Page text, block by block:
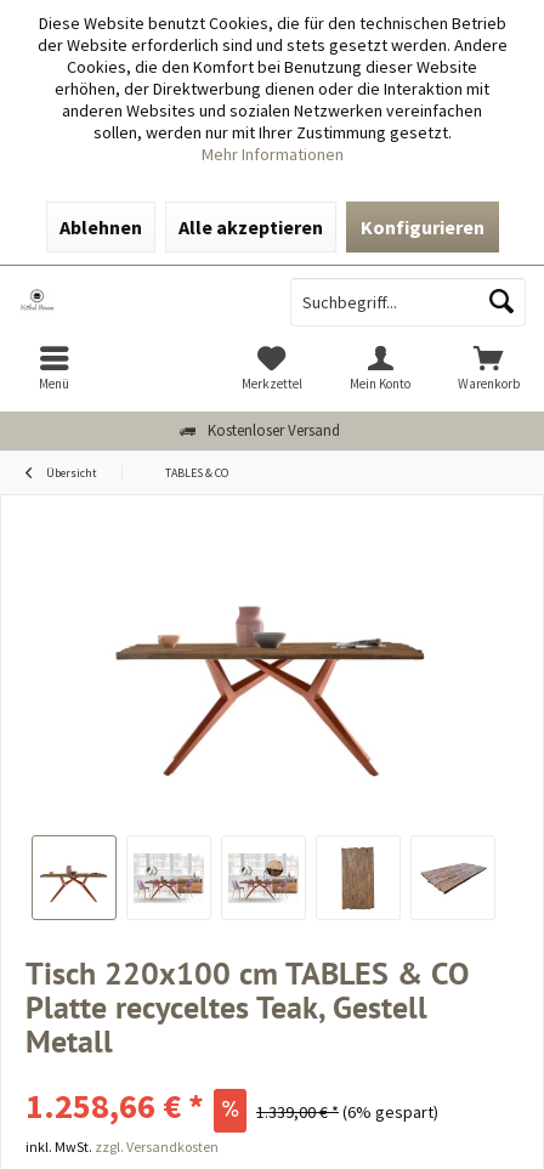
Diese Website benutzt Cookies, die für den technischen Betrieb
der Website erforderlich sind und stets gesetzt werden. Andere
Cookies, die den Komfort bei Benutzung dieser Website
erhöhen, der Direktwerbung dienen oder die Interaktion mit
anderen Websites und sozialen Netzwerken vereinfachen
sollen, werden nur mit Ihrer Zustimmung gesetzt.
Mehr Informationen
Ablehnen Alle akzeptieren Konfigurieren
Kostenloser Versand
Menü Warenkorb
Merkzettel Mein Konto
Übersicht TABLES & CO
Tisch 220x100 cm TABLES & CO
Platte recyceltes Teak, Gestell
Metall
1.258,66 € * 1.339,00 € *(6% gespart)
inkl. MwSt. zzgl. Versandkosten